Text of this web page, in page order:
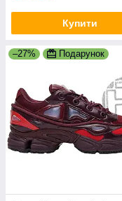
Купити
–27% Подарунок